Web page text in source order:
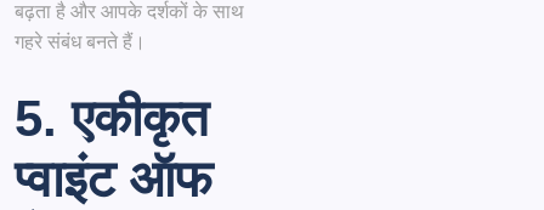
बढ़ता है और आपके दर्शकों के साथ
गहरे संबंध बनते हैं।
5. एकीकृत
प्वाइंट ऑफ